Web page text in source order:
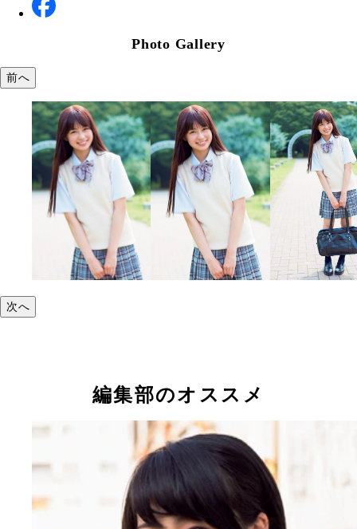
Photo Gallery
前へ
次へ
編集部のオススメ